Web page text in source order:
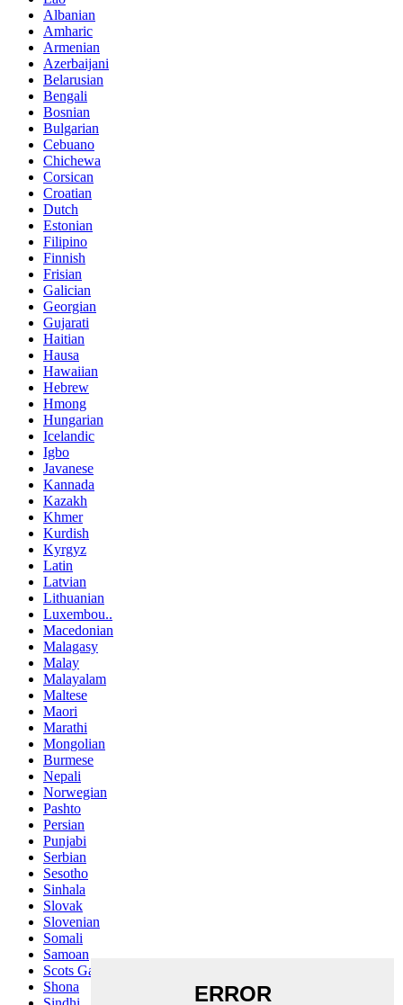
Albanian
Amharic
Armenian
Azerbaijani
Belarusian
Bengali
Bosnian
Bulgarian
Cebuano
Chichewa
Corsican
Croatian
Dutch
Estonian
Filipino
Finnish
Frisian
Galician
Georgian
Gujarati
Haitian
Hausa
Hawaiian
Hebrew
Hmong
Hungarian
Icelandic
Igbo
Javanese
Kannada
Kazakh
Khmer
Kurdish
Kyrgyz
Latin
Latvian
Lithuanian
Luxembou..
Macedonian
Malagasy
Malay
Malayalam
Maltese
Maori
Marathi
Mongolian
Burmese
Nepali
Norwegian
Pashto
Persian
Punjabi
Serbian
Sesotho
Sinhala
Slovak
Slovenian
Somali
Samoan
Scots Gaelic
Shona